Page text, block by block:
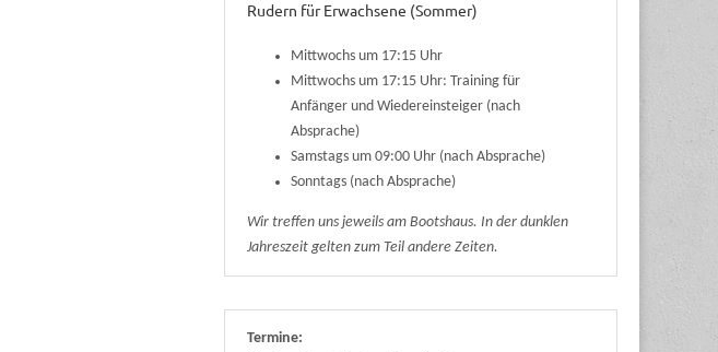
Rudern für Erwachsene (Sommer)
Mittwochs um 17:15 Uhr
Mittwochs um 17:15 Uhr: Training für
Anfänger und Wiedereinsteiger (nach
Absprache)
Samstags um 09:00 Uhr (nach Absprache)
Sonntags (nach Absprache)
Wir treffen uns jeweils am Bootshaus. In der dunklen
Jahreszeit gelten zum Teil andere Zeiten.
Termine: